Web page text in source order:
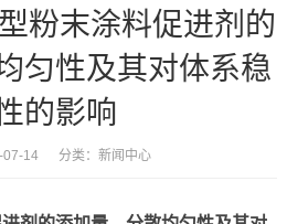
粉末涂料促进剂的
匀性及其对体系稳
的影响
07-14 分类： 新闻中心